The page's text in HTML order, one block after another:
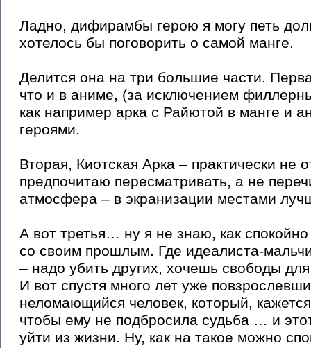
Ладно, дифирамбы герою я могу петь
хотелось бы поговорить о самой манге.
Делится она на три большие части.
что и в аниме, (за исключением
как например арка с Райютой в манге и
героями.
Вторая, Киотская Арка – практически не
предпочитаю пересматривать, а не
атмосфера – в экранизации местами
А вот третья… ну я не знаю, как
со своим прошлым. Где идеалиста-
– надо убить других, хочешь свободы
И вот спустя много лет уже
неломающийся человек, который,
чтобы ему не подбросила судьба … и
уйти из жизни. Ну, как на такое можно